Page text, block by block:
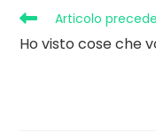
Articolo
Ho visto cose che